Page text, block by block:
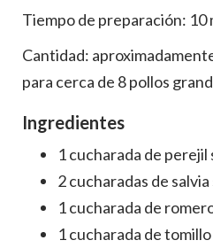
Tiempo de preparación: 10
Cantidad:
para cerca de 8 pollos
Ingredientes
1 cucharada de
2 cucharadas de
1 cucharada de
1 cucharada de